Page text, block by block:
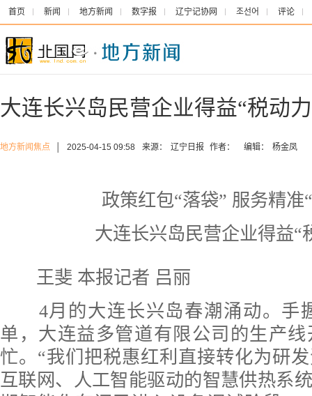
首页 新闻 地方新闻 数字报 辽宁记协网 조선어 评论
大连长兴岛民营企业得益“税动
地方新闻焦点 2025-04-15 09:58 来源： 辽宁日报 作者： 编辑： 杨金凤
政策红包“落袋” 服务精准
大连长兴岛民营企业得益“
王斐 本报记者 吕丽
4月的大连长兴岛春潮涌动。手
单，大连益多管道有限公司的生产
忙。“我们把税惠红利直接转化为研
互联网、人工智能驱动的智慧供热系